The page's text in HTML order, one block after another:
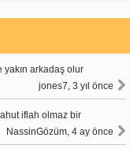
yakın arkadaş olur
jones7, 3 yıl önce
iflah olmaz bir
NassinGözüm, 4 ay önce